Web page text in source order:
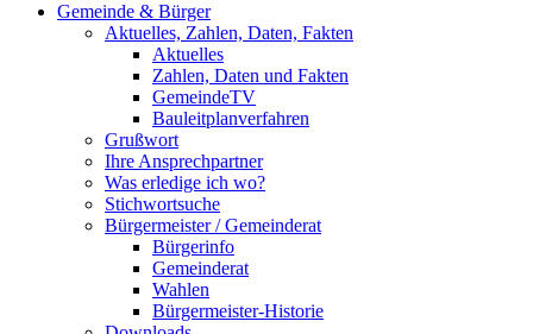
Gemeinde & Bürger
Aktuelles, Zahlen, Daten, Fakten
Aktuelles
Zahlen, Daten und Fakten
GemeindeTV
Bauleitplanverfahren
Grußwort
Ihre Ansprechpartner
Was erledige ich wo?
Stichwortsuche
Bürgermeister / Gemeinderat
Bürgerinfo
Gemeinderat
Wahlen
Bürgermeister-Historie